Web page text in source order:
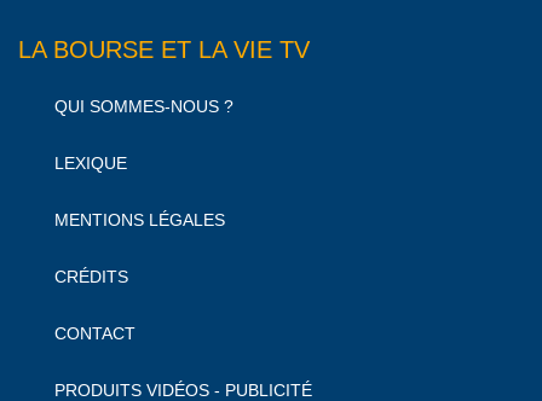
LA BOURSE ET LA VIE TV
QUI SOMMES-NOUS ?
LEXIQUE
MENTIONS LÉGALES
CRÉDITS
CONTACT
PRODUITS VIDÉOS - PUBLICITÉ